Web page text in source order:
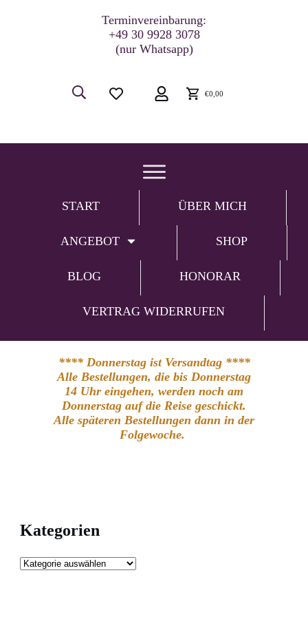
Terminvereinbarung:
+49 30 9928 3078
(nur Whatsapp)
€0,00
START ÜBER MICH
ANGEBOT SHOP
BLOG HONORAR
VERTRAG WIDERRUFEN
**** Donnerstag ist Versandtag ****
Alle Bestellungen, die bis Donnerstag
14 Uhr eingehen, werden noch am
Donnerstag auf die Reise geschickt.
Alle späteren Bestellungen dann in der
Folgewoche.
Kategorien